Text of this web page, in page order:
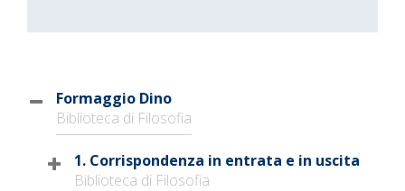
Formaggio Dino
Biblioteca di Filosofia
1. Corrispondenza in entrata e in uscita
Biblioteca di Filosofia